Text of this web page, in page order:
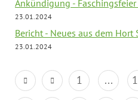
Ankündigung -
23.01.2024
Bericht - Neues aus dem Hort
23.01.2024
1 ...